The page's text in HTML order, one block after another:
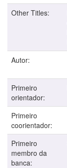
Other Titles:
Autor:
Primeiro
orientador:
Primeiro
coorientador:
Primeiro
membro da
banca: